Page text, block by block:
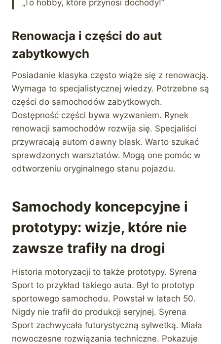
„To hobby, które przynosi dochody!”
Renowacja i części do aut
zabytkowych
Posiadanie klasyka często wiąże się z renowacją.
Wymaga to specjalistycznej wiedzy. Potrzebne są
części do samochodów zabytkowych.
Dostępność części bywa wyzwaniem. Rynek
renowacji samochodów rozwija się. Specjaliści
przywracają autom dawny blask. Warto szukać
sprawdzonych warsztatów. Mogą one pomóc w
odtworzeniu oryginalnego stanu pojazdu.
Samochody koncepcyjne i
prototypy: wizje, które nie
zawsze trafiły na drogi
Historia motoryzacji to także prototypy. Syrena
Sport to przykład takiego auta. Był to prototyp
sportowego samochodu. Powstał w latach 50.
Nigdy nie trafił do produkcji seryjnej. Syrena
Sport zachwycała futurystyczną sylwetką. Miała
nowoczesne rozwiązania techniczne. Pokazuje